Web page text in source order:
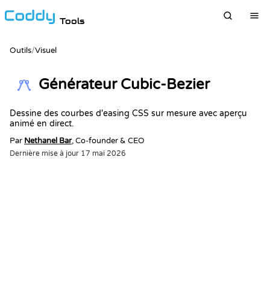
Tools
Outils/Visuel
Générateur Cubic-Bezier
Dessine des courbes d'easing CSS sur mesure avec aperçu
animé en direct.
Par Nethanel Bar, Co-founder & CEO
Dernière mise à jour 17 mai 2026